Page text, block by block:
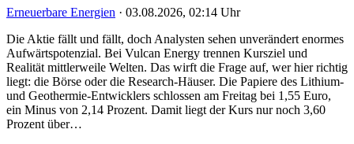
Erneuerbare Energien · 03.08.2026, 02:14 Uhr
Die Aktie fällt und fällt, doch Analysten sehen unverändert enormes
Aufwärtspotenzial. Bei Vulcan Energy trennen Kursziel und
Realität mittlerweile Welten. Das wirft die Frage auf, wer hier richtig
liegt: die Börse oder die Research-Häuser. Die Papiere des Lithium-
und Geothermie-Entwicklers schlossen am Freitag bei 1,55 Euro,
ein Minus von 2,14 Prozent. Damit liegt der Kurs nur noch 3,60
Prozent über…